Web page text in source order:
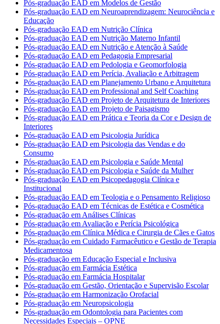
Pós-graduação EAD em Modelos de Gestão
Pós-graduação EAD em Neuroaprendizagem: Neurociência e
Educação
Pós-graduação EAD em Nutrição Clínica
Pós-graduação EAD em Nutrição Materno Infantil
Pós-graduação EAD em Nutrição e Atenção à Saúde
Pós-graduação EAD em Pedagogia Empresarial
Pós-graduação EAD em Pedologia e Geomorfologia
Pós-graduação EAD em Perícia, Avaliação e Arbitragem
Pós-graduação EAD em Planejamento Urbano e Arquitetura
Pós-graduação EAD em Professional and Self Coaching
Pós-graduação EAD em Projeto de Arquitetura de Interiores
Pós-graduação EAD em Projeto de Paisagismo
Pós-graduação EAD em Prática e Teoria da Cor e Design de
Interiores
Pós-graduação EAD em Psicologia Jurídica
Pós-graduação EAD em Psicologia das Vendas e do
Consumo
Pós-graduação EAD em Psicologia e Saúde Mental
Pós-graduação EAD em Psicologia e Saúde da Mulher
Pós-graduação EAD em Psicopedagogia Clínica e
Institucional
Pós-graduação EAD em Teologia e o Pensamento Religioso
Pós-graduação EAD em Técnicas de Estética e Cosmética
Pós-graduação em Análises Clínicas
Pós-graduação em Avaliação e Perícia Psicológica
Pós-graduação em Clínica Médica e Cirurgia de Cães e Gatos
Pós-graduação em Cuidado Farmacêutico e Gestão de Terapia
Medicamentosa
Pós-graduação em Educação Especial e Inclusiva
Pós-graduação em Farmácia Estética
Pós-graduação em Farmácia Hospitalar
Pós-graduação em Gestão, Orientação e Supervisão Escolar
Pós-graduação em Harmonização Orofacial
Pós-graduação em Neuropsicologia
Pós-graduação em Odontologia para Pacientes com
Necessidades Especiais – OPNE